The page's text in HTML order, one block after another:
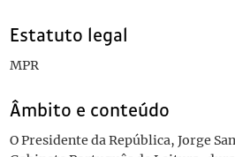
Estatuto legal
MPR
Âmbito e conteúdo
O Presidente da República, Jorge